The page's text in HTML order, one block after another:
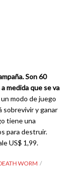
Son 60
medida que se va
modo de juego
sobrevivir y ganar
tiene una
para destruir.
US$ 1,99.
WORM